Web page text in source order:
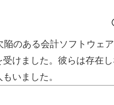
のある会計ソフトウェア
けました。彼らは存在
いました。